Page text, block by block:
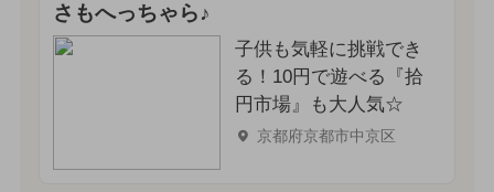
さもへっちゃら♪
子供も気軽に挑戦でき
る！10円で遊べる『拾
円市場』も大人気☆
京都府京都市中京区